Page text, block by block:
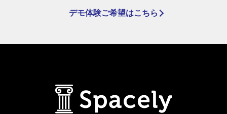
デモ体験ご希望はこちら